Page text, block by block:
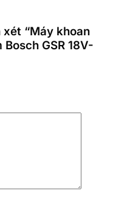
“Máy khoan
GSR 18V-